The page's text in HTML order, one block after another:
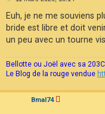
s
a
g
e
Euh, je ne me souviens
bride est libre et doit
un peu avec un tourne
Bellotte ou Joël avec sa
Le Blog de la rouge vendue
Bmal74